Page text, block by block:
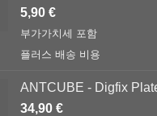
5,90 €
부가가치세 포함
플러스 배송 비용
ANTCUBE - Digfix
34,90 €